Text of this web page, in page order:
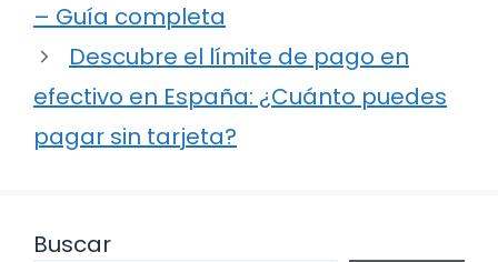
– Guía completa
Descubre el límite de pago en
efectivo en España: ¿Cuánto puedes
pagar sin tarjeta?
Buscar